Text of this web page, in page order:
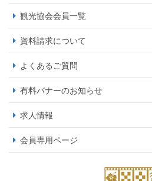
観光協会会員一覧
資料請求について
よくあるご質問
有料バナーのお知らせ
求人情報
会員専用ページ